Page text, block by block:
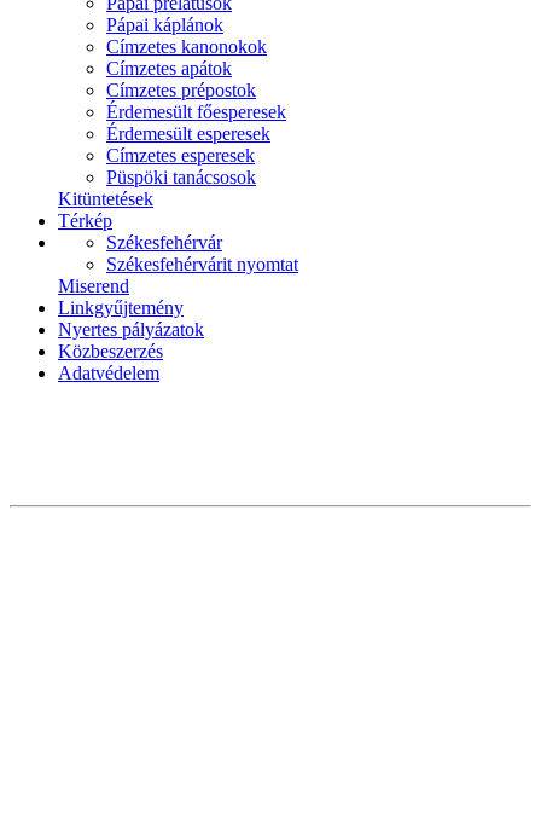
Pápai káplánok
Címzetes kanonokok
Címzetes apátok
Címzetes prépostok
Érdemesült főesperesek
Érdemesült esperesek
Címzetes esperesek
Püspöki tanácsosok
Kitüntetések
Térkép
Székesfehérvár
Székesfehérvárit nyomtat
Miserend
Linkgyűjtemény
Nyertes pályázatok
Közbeszerzés
Adatvédelem